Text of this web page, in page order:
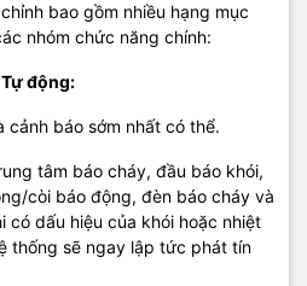
bao gồm nhiều hạng mục
nhóm chức năng chính:
động:
cảnh báo sớm nhất có thể.
tâm báo cháy, đầu báo khói,
còi báo động, đèn báo cháy và
có dấu hiệu của khói hoặc nhiệt
thống sẽ ngay lập tức phát tín